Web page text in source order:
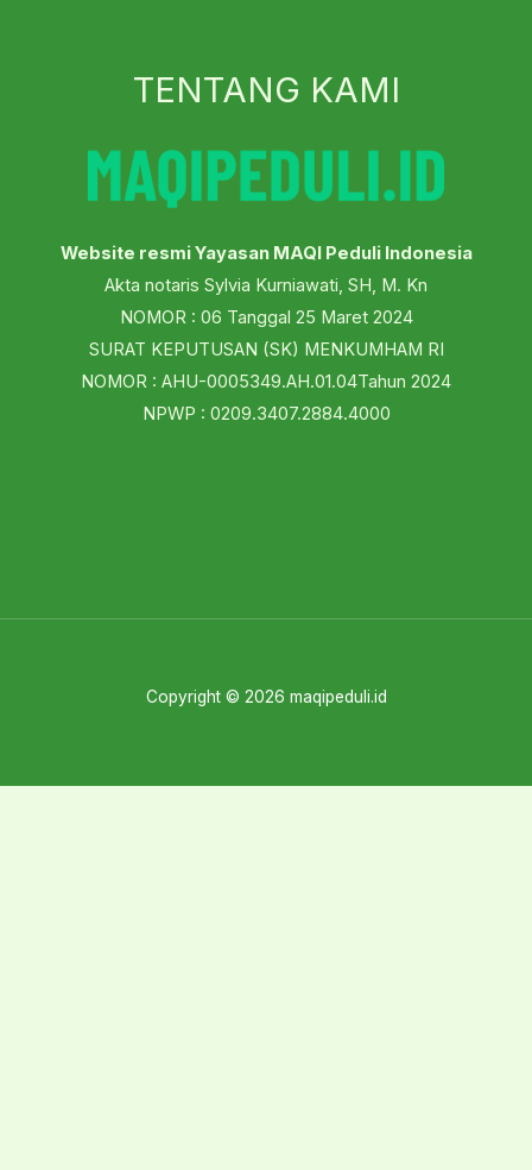
TENTANG KAMI
Website resmi Yayasan MAQI Peduli Indonesia
Akta notaris Sylvia Kurniawati, SH, M. Kn
NOMOR : 06 Tanggal 25 Maret 2024
SURAT KEPUTUSAN (SK) MENKUMHAM RI
NOMOR : AHU-0005349.AH.01.04Tahun 2024
NPWP : 0209.3407.2884.4000
Copyright © 2026 maqipeduli.id